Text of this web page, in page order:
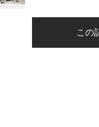
この